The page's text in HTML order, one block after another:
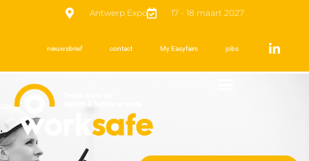
Antwerp Expo 17 - 18 maart 2027
nieuwsbrief contact My Easyfairs jobs